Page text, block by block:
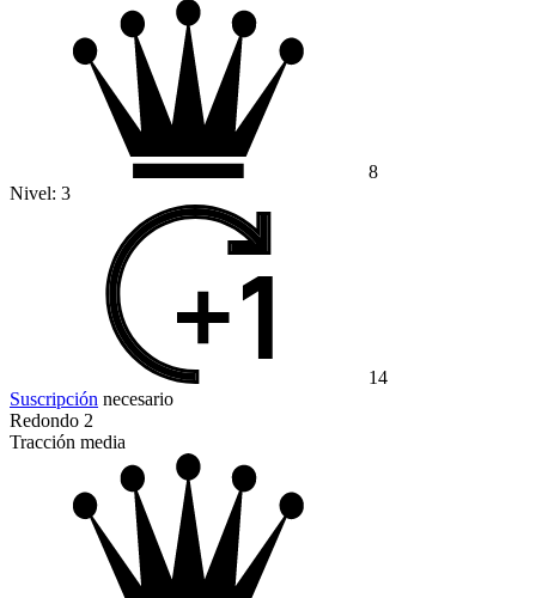
8
Nivel: 3
14
Suscripción necesario
Redondo 2
Tracción media